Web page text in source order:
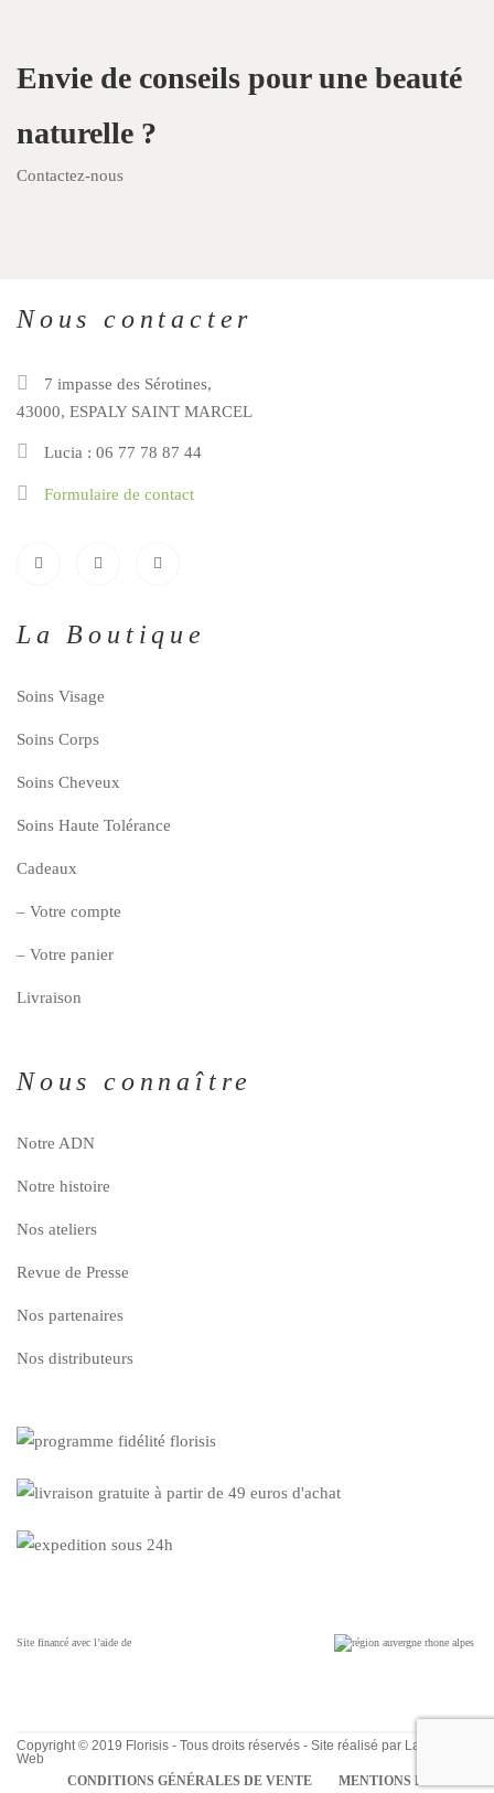
Envie de conseils pour une beauté
naturelle ?
Contactez-nous
Nous contacter
7 impasse des Sérotines,
43000, ESPALY SAINT MARCEL
Lucia : 06 77 78 87 44
Formulaire de contact
La Boutique
Soins Visage
Soins Corps
Soins Cheveux
Soins Haute Tolérance
Cadeaux
– Votre compte
– Votre panier
Livraison
Nous connaître
Notre ADN
Notre histoire
Nos ateliers
Revue de Presse
Nos partenaires
Nos distributeurs
Site financé avec l’aide de
Copyright © 2019 Florisis - Tous droits réservés - Site réalisé par La Cerise
Web
CONDITIONS GÉNÉRALES DE VENTE
MENTIONS LÉGALES